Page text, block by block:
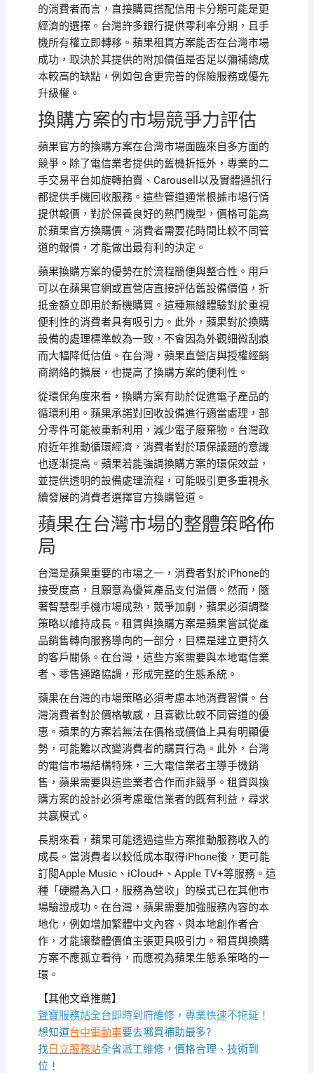
的消費者而言，直接購買搭配信用卡分期可能是更
經濟的選擇。台灣許多銀行提供零利率分期，且手
機所有權立即轉移。蘋果租賃方案能否在台灣市場
成功，取決於其提供的附加價值是否足以彌補總成
本較高的缺點，例如包含更完善的保險服務或優先
升級權。
換購方案的市場競爭力評估
蘋果官方的換購方案在台灣市場面臨來自多方面的
競爭。除了電信業者提供的舊機折抵外，專業的二
手交易平台如旋轉拍賣、Carousell以及實體通訊行
都提供手機回收服務。這些管道通常根據市場行情
提供報價，對於保養良好的熱門機型，價格可能高
於蘋果官方換購價。消費者需要花時間比較不同管
道的報價，才能做出最有利的決定。
蘋果換購方案的優勢在於流程簡便與整合性。用戶
可以在蘋果官網或直營店直接評估舊設備價值，折
抵金額立即用於新機購買。這種無縫體驗對於重視
便利性的消費者具有吸引力。此外，蘋果對於換購
設備的處理標準較為一致，不會因為外觀細微刮痕
而大幅降低估值。在台灣，蘋果直營店與授權經銷
商網絡的擴展，也提高了換購方案的便利性。
從環保角度來看，換購方案有助於促進電子產品的
循環利用。蘋果承諾對回收設備進行適當處理，部
分零件可能被重新利用，減少電子廢棄物。台灣政
府近年推動循環經濟，消費者對於環保議題的意識
也逐漸提高。蘋果若能強調換購方案的環保效益，
並提供透明的設備處理流程，可能吸引更多重視永
續發展的消費者選擇官方換購管道。
蘋果在台灣市場的整體策略佈
局
台灣是蘋果重要的市場之一，消費者對於iPhone的
接受度高，且願意為優質產品支付溢價。然而，隨
著智慧型手機市場成熟，競爭加劇，蘋果必須調整
策略以維持成長。租賃與換購方案是蘋果嘗試從產
品銷售轉向服務導向的一部分，目標是建立更持久
的客戶關係。在台灣，這些方案需要與本地電信業
者、零售通路協調，形成完整的生態系統。
蘋果在台灣的市場策略必須考慮本地消費習慣。台
灣消費者對於價格敏感，且喜歡比較不同管道的優
惠。蘋果的方案若無法在價格或價值上具有明顯優
勢，可能難以改變消費者的購買行為。此外，台灣
的電信市場結構特殊，三大電信業者主導手機銷
售，蘋果需要與這些業者合作而非競爭。租賃與換
購方案的設計必須考慮電信業者的既有利益，尋求
共贏模式。
長期來看，蘋果可能透過這些方案推動服務收入的
成長。當消費者以較低成本取得iPhone後，更可能
訂閱Apple Music、iCloud+、Apple TV+等服務。這
種「硬體為入口，服務為營收」的模式已在其他市
場驗證成功。在台灣，蘋果需要加強服務內容的本
地化，例如增加繁體中文內容、與本地創作者合
作，才能讓整體價值主張更具吸引力。租賃與換購
方案不應孤立看待，而應視為蘋果生態系策略的一
環。
【其他文章推薦】
聲寶服務站全台即時到府維修，專業快速不拖延！
想知道台中電動車要去哪買補助最多?
找日立服務站全省派工維修，價格合理、技術到
位！